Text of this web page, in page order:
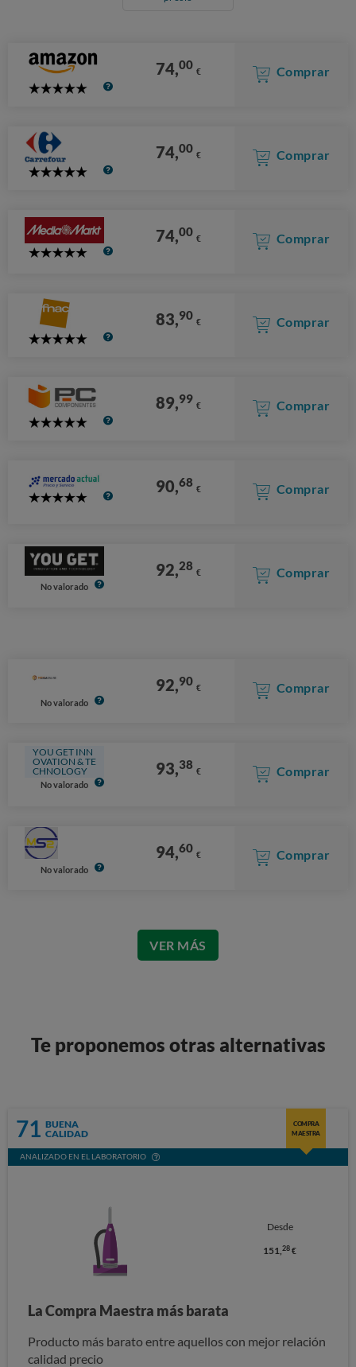
5
74,00 € Comprar
5
74,00 € Comprar
5
74,00 € Comprar
5
83,90 € Comprar
5
89,99 € Comprar
5
90,68 € Comprar
No valorado
92,28 € Comprar
No valorado
92,90 € Comprar
YOU GET INN
OVATION & TE
CHNOLOGY
No valorado
93,38 € Comprar
No valorado
94,60 € Comprar
VER MÁS
Te proponemos otras alternativas
71 BUENA
CALIDAD
COMPRA
MAESTRA
ANALIZADO EN EL LABORATORIO
Desde
151,28 €
La Compra Maestra más barata
Producto más barato entre aquellos con mejor relación
calidad precio